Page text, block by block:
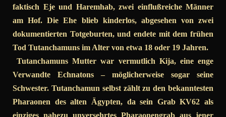
faktisch Eje und Haremhab, zwei einflußreiche Männer
am Hof. Die Ehe blieb kinderlos, abgesehen von zwei
dokumentierten Totgeburten, und endete mit dem frühen
Tod Tutanchamuns im Alter von etwa 18 oder 19 Jahren.
Tutanchamuns Mutter war vermutlich Kija, eine enge
Verwandte Echnatons – möglicherweise sogar seine
Schwester. Tutanchamun selbst zählt zu den bekanntesten
Pharaonen des alten Ägypten, da sein Grab KV62 als
einziges nahezu unversehrtes Pharaonengrab aus jener